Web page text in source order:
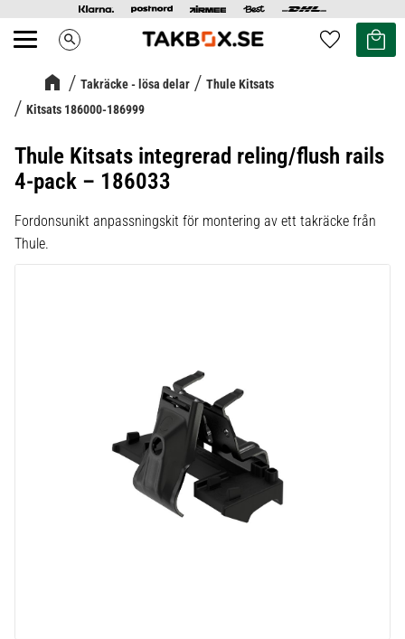
Meny search Favoriter
Kundvagn
Takräcke - lösa delar
Thule Kitsats
Kitsats 186000-186999
Thule Kitsats integrerad reling/flush rails
4-pack – 186033
Fordonsunikt anpassningskit för montering av ett takräcke från
Thule.